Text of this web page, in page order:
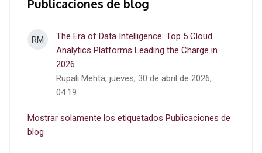
Publicaciones de blog
RM
The Era of Data Intelligence: Top 5 Cloud
Analytics Platforms Leading the Charge in
2026
Rupali Mehta, jueves, 30 de abril de 2026,
04:19
Mostrar solamente los etiquetados Publicaciones de
blog